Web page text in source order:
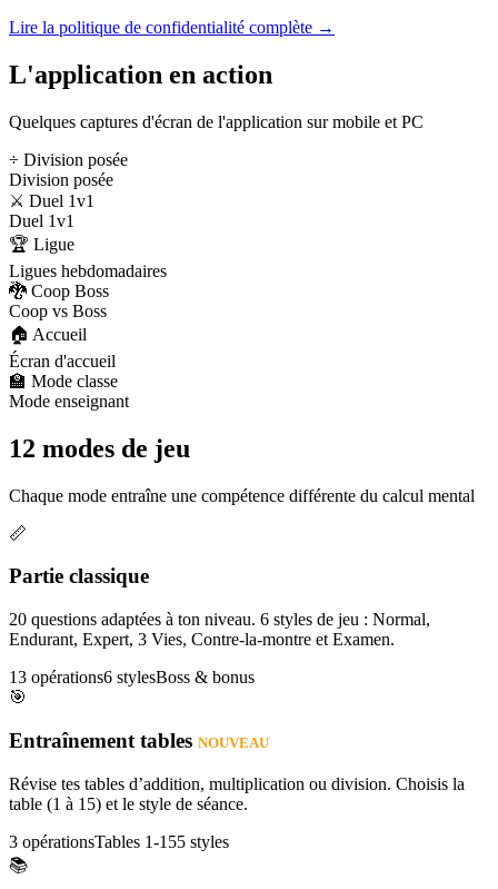
Lire la politique de confidentialité complète →
L'application en action
Quelques captures d'écran de l'application sur mobile et PC
÷ Division posée
Division posée
⚔️ Duel 1v1
Duel 1v1
🏆 Ligue
Ligues hebdomadaires
🐉 Coop Boss
Coop vs Boss
🏠 Accueil
Écran d'accueil
🏫 Mode classe
Mode enseignant
12 modes de jeu
Chaque mode entraîne une compétence différente du calcul mental
📏
Partie classique
20 questions adaptées à ton niveau. 6 styles de jeu : Normal,
Endurant, Expert, 3 Vies, Contre-la-montre et Examen.
13 opérations6 stylesBoss & bonus
🎯
Entraînement tables NOUVEAU
Révise tes tables d’addition, multiplication ou division. Choisis la
table (1 à 15) et le style de séance.
3 opérationsTables 1-155 styles
📚